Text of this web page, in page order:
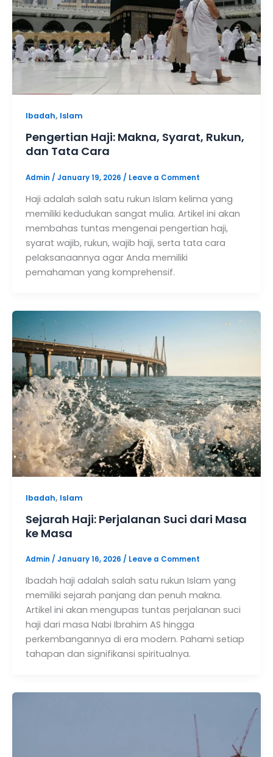
Ibadah, Islam
Pengertian Haji: Makna, Syarat, Rukun,
dan Tata Cara
Admin / January 19, 2026 / Leave a Comment
Haji adalah salah satu rukun Islam kelima yang
memiliki kedudukan sangat mulia. Artikel ini akan
membahas tuntas mengenai pengertian haji,
syarat wajib, rukun, wajib haji, serta tata cara
pelaksanaannya agar Anda memiliki
pemahaman yang komprehensif.
Ibadah, Islam
Sejarah Haji: Perjalanan Suci dari Masa
ke Masa
Admin / January 16, 2026 / Leave a Comment
Ibadah haji adalah salah satu rukun Islam yang
memiliki sejarah panjang dan penuh makna.
Artikel ini akan mengupas tuntas perjalanan suci
haji dari masa Nabi Ibrahim AS hingga
perkembangannya di era modern. Pahami setiap
tahapan dan signifikansi spiritualnya.